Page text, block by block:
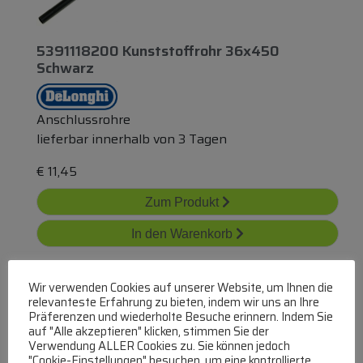
5391118200 Kunststoffrohr 36x450
Schwarz
Anschlussrohre
lieferbar innerhalb von 3 Tagen
€ 11,45
Zum Produkt
In den Warenkorb
Wir verwenden Cookies auf unserer Website, um Ihnen die
relevanteste Erfahrung zu bieten, indem wir uns an Ihre
Präferenzen und wiederholte Besuche erinnern. Indem Sie
auf "Alle akzeptieren" klicken, stimmen Sie der
Verwendung ALLER Cookies zu. Sie können jedoch